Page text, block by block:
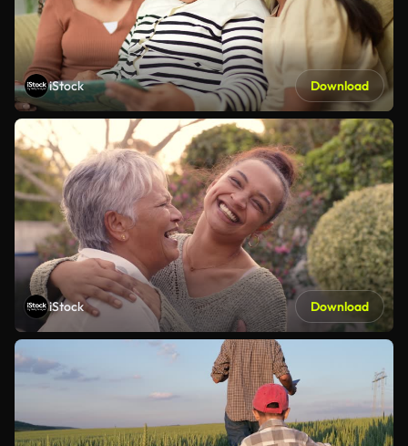
iStock Download
iStock Download